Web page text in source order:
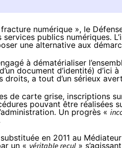
numérique », le
publics numériques.
une alternative aux
à dématérialiser
document d’identité) d’ici
droits, a tout d’un sérieux
de carte grise, inscriptions
pouvant être réalisées
Un progrès «
en 2011 au
un « véritable recul »